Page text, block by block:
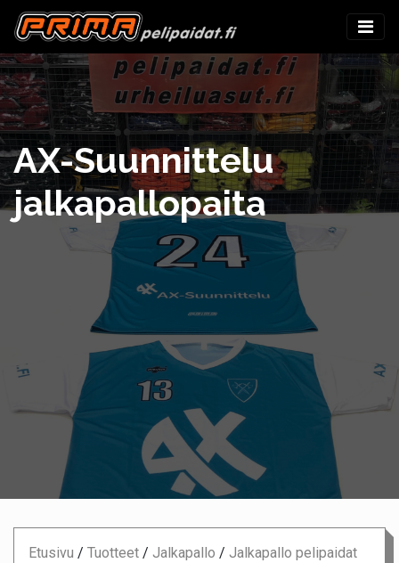
AX-Suunnittelu
jalkapallopaita
Etusivu / Tuotteet / Jalkapallo / Jalkapallo pelipaidat